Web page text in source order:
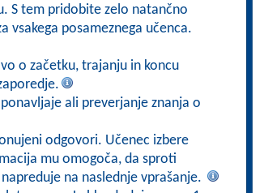
S tem pridobite zelo natančno
vsakega posameznega učenca.
o začetku, trajanju in koncu
ali preverjanje znanja o
odgovori. Učenec izbere
mu omogoča, da sproti
na naslednje vprašanje.